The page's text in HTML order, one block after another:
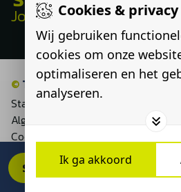
Cookies & privacy
Wij gebruiken
cookies om onze
optimaliseren en het
analyseren.
Ik ga akkoord
SOLLICITEER DIRECT
Jouw route, onze expertise
© Transport Select
Statement discriminatie
Algemene voorwaarden
Cookieverklaring
Privacyverklaring
Wijzig